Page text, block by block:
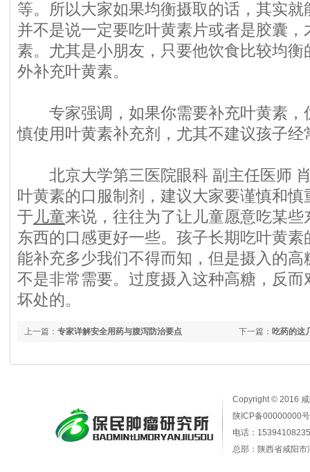
等。所以大家如果均衡摄取的话，其实
并不是说一定要吃叶黄素片或者是胶囊
素。尤其是小朋友，只要他饮食比较均
外补充叶黄素。
专家强调，如果你需要补充叶黄素，
慎使用叶黄素补充剂，尤其不建议孩子经
北京大学第三医院眼科 副主任医师
叶黄素的口服制剂，建议大家要谨慎和
于 儿童来说，往往为了让儿童愿意吃某
东西的口感更好一些。孩子长期吃叶黄
能补充多少我们不得而知，但是摄入的
不是非常需要。过度摄入这种高糖，反
坏处的。
下一篇： 吃药的这
上一篇： 专家详解安全用药与腹泻防治要点
Copyright © 2016
陕ICP备00000000号
电话：
总部：陕西省咸阳